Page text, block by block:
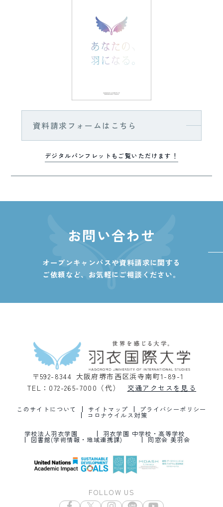
資料請求フォームはこちら
デジタルパンフレットもご覧いただけます！
お問い合わせ
オープンキャンパスや資料請求に関する
ご依頼など、 お気軽にご相談ください。
〒592-8344 大阪府堺市西区浜寺南町1-89-1
TEL：072-265-7000（代）
交通アクセスを見る
このサイトについて サイトマップ プライバシーポリシー
コロナウイルス対策
学校法人羽衣学園 羽衣学園 中学校・高等学校
図書館(学術情報・地域連携課) 同窓会 美羽会
FOLLOW US